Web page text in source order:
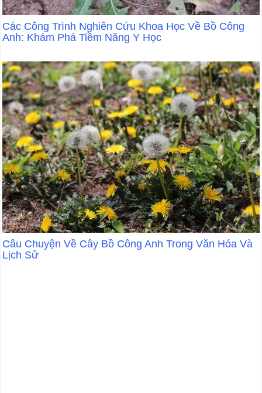
Các Công Trình Nghiên Cứu Khoa Học Về Bồ Công
Anh: Khám Phá Tiềm Năng Y Học
Câu Chuyện Về Cây Bồ Công Anh Trong Văn Hóa Và
Lịch Sử